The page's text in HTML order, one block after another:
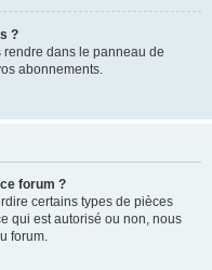
?
dans le panneau de
abonnements.
forum ?
certains types de pièces
qui est autorisé ou non, nous
forum.